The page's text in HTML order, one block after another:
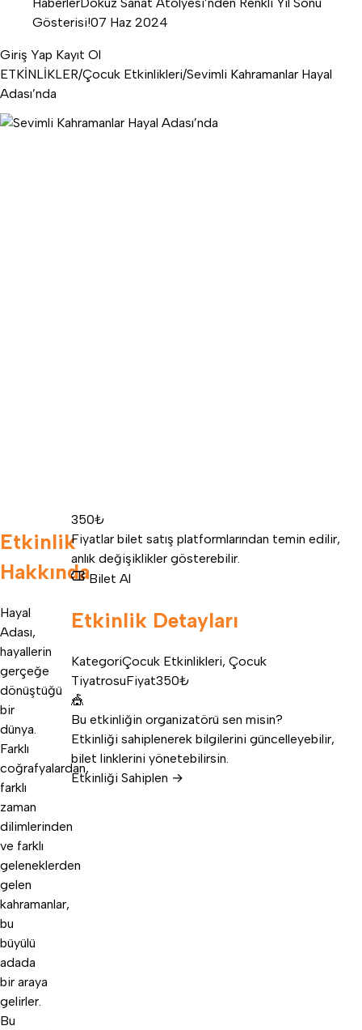
Gösterisi!07 Haz 2024
Giriş Yap Kayıt Ol
ETKİNLİKLER/Çocuk Etkinlikleri/Sevimli Kahramanlar Hayal
Adası’nda
Etkinlik
Hakkında
Hayal
Adası,
hayallerin
gerçeğe
dönüştüğü
bir
dünya.
Farklı
coğrafyalardan,
farklı
zaman
dilimlerinden
ve farklı
geleneklerden
gelen
kahramanlar,
bu
büyülü
adada
bir araya
gelirler.
Bu
350₺
Fiyatlar bilet satış platformlarından temin edilir,
anlık değişiklikler gösterebilir.
Bilet Al
Etkinlik Detayları
KategoriÇocuk Etkinlikleri, Çocuk
TiyatrosuFiyat350₺
🎪
Bu etkinliğin organizatörü sen misin?
Etkinliği sahiplenerek bilgilerini güncelleyebilir,
bilet linklerini yönetebilirsin.
Etkinliği Sahiplen →